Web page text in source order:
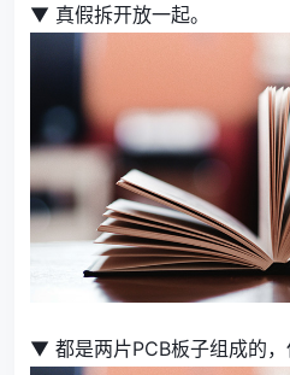
▼ 真假拆开放一起。
▼ 都是两片PCB板子组成的，